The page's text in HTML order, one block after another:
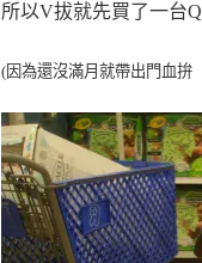
所以V拔就先買了一台
(因為還沒滿月就帶出門血拚